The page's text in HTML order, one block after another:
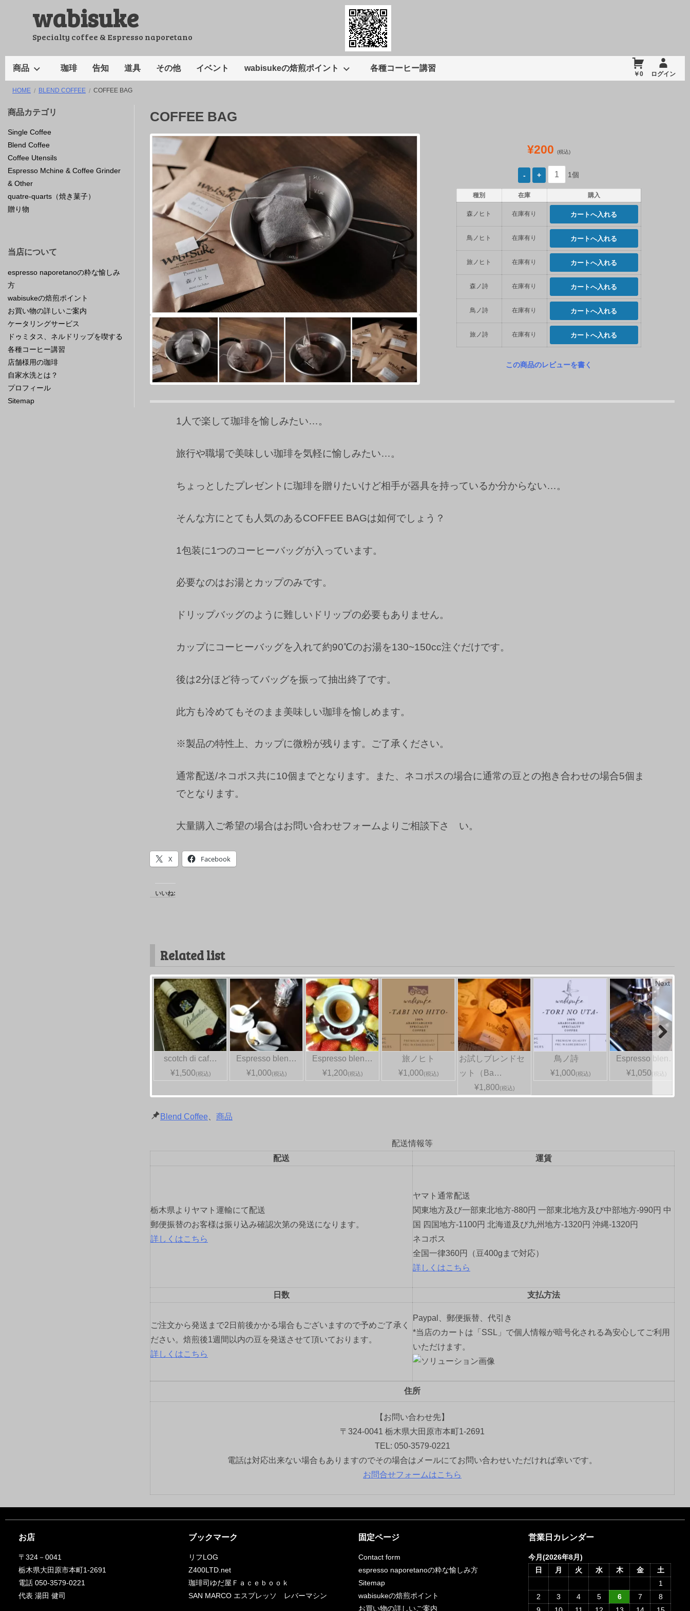
wabisuke
Specialty coffee & Espresso naporetano
商品 珈琲 告知 道具 その他 イベント wabisukeの焙煎ポイント 各種コーヒー講習
￥0 ログイン
HOME BLEND COFFEE COFFEE BAG
COFFEE BAG
¥200 (税込)
1個
種別 在庫 購入
森ノヒト 在庫有り
鳥ノヒト 在庫有り
旅ノヒト 在庫有り
森ノ詩 在庫有り
鳥ノ詩 在庫有り
旅ノ詩 在庫有り
この商品のレビューを書く
1人で楽して珈琲を愉しみたい…。
旅行や職場で美味しい珈琲を気軽に愉しみたい…。
ちょっとしたプレゼントに珈琲を贈りたいけど相手が器具を持っているか分からない…。
そんな方にとても人気のあるCOFFEE BAGは如何でしょう？
1包装に1つのコーヒーバッグが入っています。
必要なのはお湯とカップのみです。
ドリップバッグのように難しいドリップの必要もありません。
カップにコーヒーバッグを入れて約90℃のお湯を130~150cc注ぐだけです。
後は2分ほど待ってバッグを振って抽出終了です。
此方も冷めてもそのまま美味しい珈琲を愉しめます。
※製品の特性上、カップに微粉が残ります。ご了承ください。
通常配送/ネコポス共に10個までとなります。また、ネコポスの場合に通常の豆との抱き合わせの場合5個ま
でとなります。
大量購入ご希望の場合はお問い合わせフォームよりご相談下さ い。
X Facebook
いいね:
Related list
scotch di caf…
¥1,500(税込)
Espresso blen…
¥1,000(税込)
Espresso blen…
¥1,200(税込)
旅ノヒト
¥1,000(税込)
お試しブレンドセ
ット（Ba…
¥1,800(税込)
鳥ノ詩
¥1,000(税込)
Espresso blen…
¥1,050(税込)
Next
Blend Coffee 商品
配送情報等
配送
運賃
栃木県よりヤマト運輸にて配送
郵便振替のお客様は振り込み確認次第の発送になります。
詳しくはこちら
ヤマト通常配送
関東地方及び一部東北地方-880円 一部東北地方及び中部地方-990円 中
国 四国地方-1100円 北海道及び九州地方-1320円 沖縄-1320円
ネコポス
全国一律360円（豆400gまで対応）
詳しくはこちら
日数 支払方法
ご注文から発送まで2日前後かかる場合もございますので予めご了承く
ださい。焙煎後1週間以内の豆を発送させて頂いております。
詳しくはこちら
Paypal、郵便振替、代引き
*当店のカートは「SSL」で個人情報が暗号化される為安心してご利用
いただけます。
住所
【お問い合わせ先】
〒324-0041 栃木県大田原市本町1-2691
TEL: 050-3579-0221
電話は対応出来ない場合もありますのでその場合はメールにてお問い合わせいただければ幸いです。
お問合せフォームはこちら
商品カテゴリ
Single Coffee
Blend Coffee
Coffee Utensils
Espresso Mchine & Coffee Grinder
& Other
quatre-quarts（焼き菓子）
贈り物
当店について
espresso naporetanoの粋な愉しみ
方
wabisukeの焙煎ポイント
お買い物の詳しいご案内
ケータリングサービス
ドゥミタス、ネルドリップを喫する
各種コーヒー講習
店舗様用の珈琲
自家水洗とは？
プロフィール
Sitemap
お店
〒324－0041
栃木県大田原市本町1-2691
電話 050-3579-0221
代表 湯田 健司
ブックマーク
リフLOG
Z400LTD.net
珈琲司ゆだ屋Ｆａｃｅｂｏｏｋ
SAN MARCO エスプレッソ レバーマシン
固定ページ
Contact form
espresso naporetanoの粋な愉しみ方
Sitemap
wabisukeの焙煎ポイント
お買い物の詳しいご案内
営業日カレンダー
今月(2026年8月)
日
月 火 水 木 金
土
1
2
3 4 5 6 7
8